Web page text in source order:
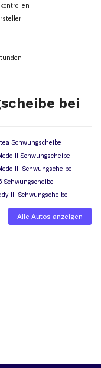
bei
Schwungscheibe
II Schwungscheibe
III Schwungscheibe
Schwungscheibe
III Schwungscheibe
Alle Autos anzeigen